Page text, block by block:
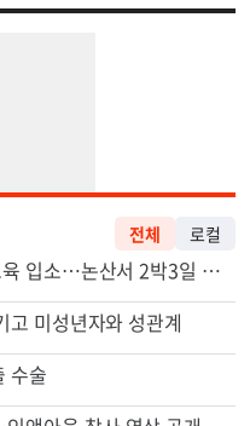
미성년자와 성관계